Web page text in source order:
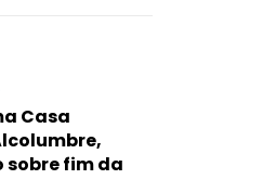
Casa
sobre fim da